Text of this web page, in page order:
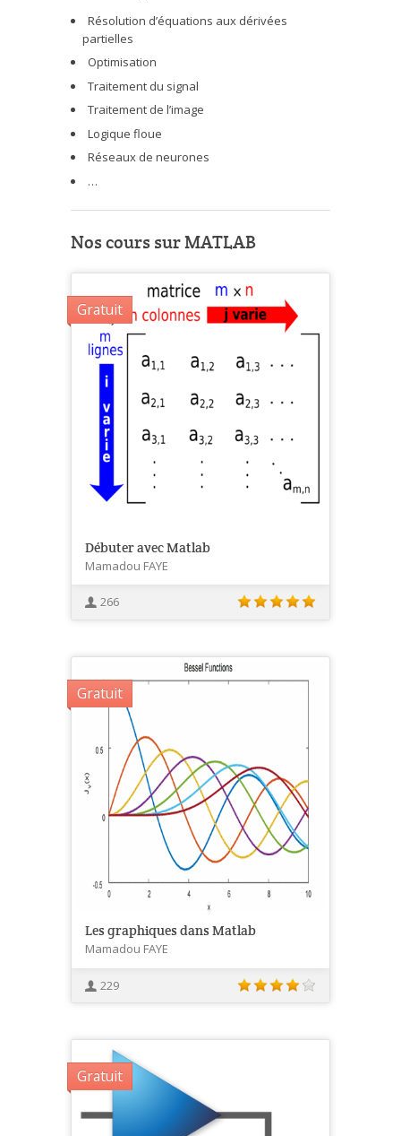
Résolution d’équations aux dérivées
partielles
Optimisation
Traitement du signal
Traitement de l’image
Logique floue
Réseaux de neurones
…
Nos cours sur MATLAB
Gratuit
Débuter avec Matlab
Mamadou FAYE
266
Gratuit
Les graphiques dans Matlab
Mamadou FAYE
229
Gratuit